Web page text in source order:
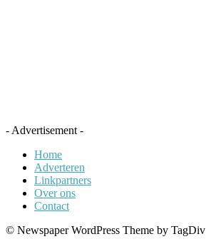
- Advertisement -
Home
Adverteren
Linkpartners
Over ons
Contact
© Newspaper WordPress Theme by TagDiv